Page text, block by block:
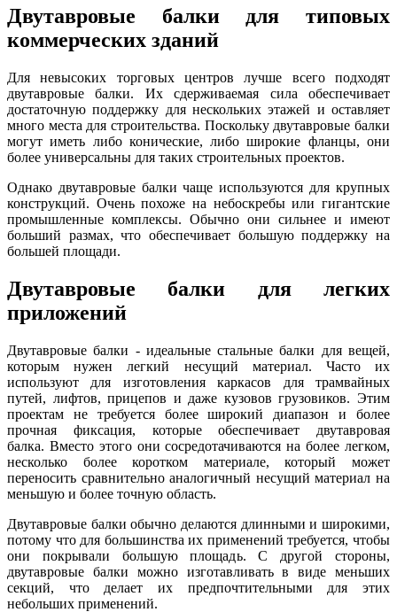
Двутавровые балки для типовых
коммерческих зданий
Для невысоких торговых центров лучше всего подходят
двутавровые балки. Их сдерживаемая сила обеспечивает
достаточную поддержку для нескольких этажей и оставляет
много места для строительства. Поскольку двутавровые балки
могут иметь либо конические, либо широкие фланцы, они
более универсальны для таких строительных проектов.
Однако двутавровые балки чаще используются для крупных
конструкций. Очень похоже на небоскребы или гигантские
промышленные комплексы. Обычно они сильнее и имеют
больший размах, что обеспечивает большую поддержку на
большей площади.
Двутавровые балки для легких
приложений
Двутавровые балки - идеальные стальные балки для вещей,
которым нужен легкий несущий материал. Часто их
используют для изготовления каркасов для трамвайных
путей, лифтов, прицепов и даже кузовов грузовиков. Этим
проектам не требуется более широкий диапазон и более
прочная фиксация, которые обеспечивает двутавровая
балка. Вместо этого они сосредотачиваются на более легком,
несколько более коротком материале, который может
переносить сравнительно аналогичный несущий материал на
меньшую и более точную область.
Двутавровые балки обычно делаются длинными и широкими,
потому что для большинства их применений требуется, чтобы
они покрывали большую площадь. С другой стороны,
двутавровые балки можно изготавливать в виде меньших
секций, что делает их предпочтительными для этих
небольших применений.